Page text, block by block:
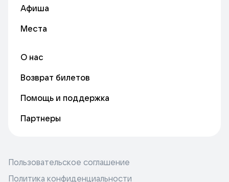
Афиша
Места
О нас
Возврат билетов
Помощь и поддержка
Партнеры
Пользовательское соглашение
Политика конфиденциальности